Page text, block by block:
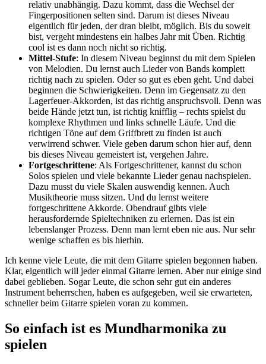
relativ unabhängig. Dazu kommt, dass die Wechsel der
Fingerpositionen selten sind. Darum ist dieses Niveau
eigentlich für jeden, der dran bleibt, möglich. Bis du soweit
bist, vergeht mindestens ein halbes Jahr mit Üben. Richtig
cool ist es dann noch nicht so richtig.
Mittel-Stufe: In diesem Niveau beginnst du mit dem Spielen
von Melodien. Du lernst auch Lieder von Bands komplett
richtig nach zu spielen. Oder so gut es eben geht. Und dabei
beginnen die Schwierigkeiten. Denn im Gegensatz zu den
Lagerfeuer-Akkorden, ist das richtig anspruchsvoll. Denn was
beide Hände jetzt tun, ist richtig knifflig – rechts spielst du
komplexe Rhythmen und links schnelle Läufe. Und die
richtigen Töne auf dem Griffbrett zu finden ist auch
verwirrend schwer. Viele geben darum schon hier auf, denn
bis dieses Niveau gemeistert ist, vergehen Jahre.
Fortgeschrittene: Als Fortgeschrittener, kannst du schon
Solos spielen und viele bekannte Lieder genau nachspielen.
Dazu musst du viele Skalen auswendig kennen. Auch
Musiktheorie muss sitzen. Und du lernst weitere
fortgeschrittene Akkorde. Obendrauf gibts viele
herausfordernde Spieltechniken zu erlernen. Das ist ein
lebenslanger Prozess. Denn man lernt eben nie aus. Nur sehr
wenige schaffen es bis hierhin.
Ich kenne viele Leute, die mit dem Gitarre spielen begonnen haben.
Klar, eigentlich will jeder einmal Gitarre lernen. Aber nur einige sind
dabei geblieben. Sogar Leute, die schon sehr gut ein anderes
Instrument beherrschen, haben es aufgegeben, weil sie erwarteten,
schneller beim Gitarre spielen voran zu kommen.
So einfach ist es Mundharmonika zu
spielen